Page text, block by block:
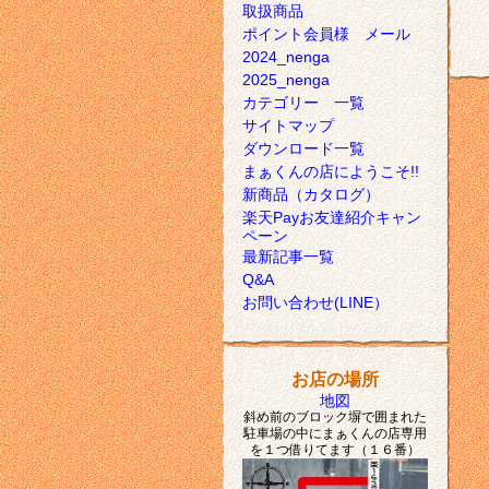
取扱商品
ポイント会員様 メール
2024_nenga
2025_nenga
カテゴリー 一覧
サイトマップ
ダウンロード一覧
まぁくんの店にようこそ!!
新商品（カタログ）
楽天Payお友達紹介キャン
ペーン
最新記事一覧
Q&A
お問い合わせ(LINE）
お店の場所
地図
斜め前のブロック塀で囲まれた
駐車場の中にまぁくんの店専用
を１つ借りてます（１６番）